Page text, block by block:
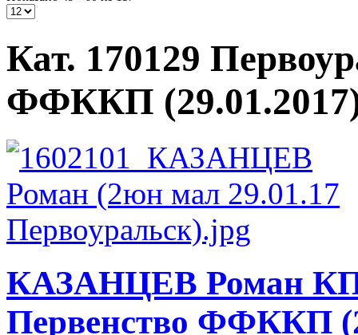
Кат. 170129
ФФККП
КАЗАНЦЕВ Роман КП
Первенство ФФККП